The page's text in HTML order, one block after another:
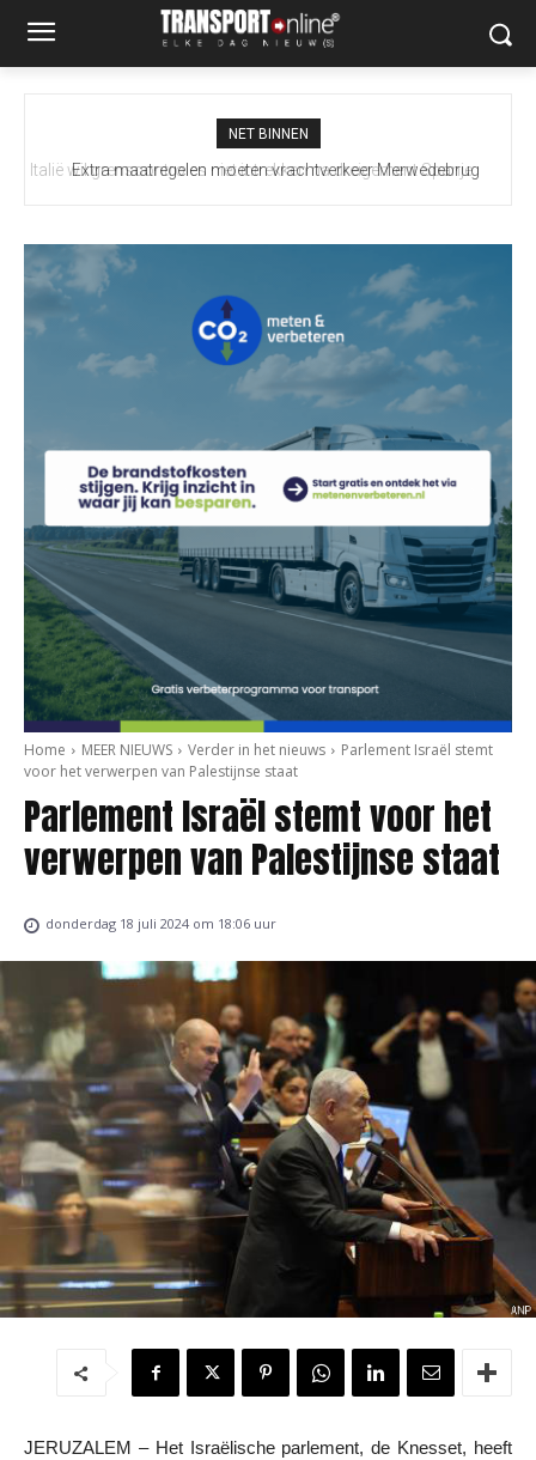
NET BINNEN
Extra maatregelen moeten vrachtverkeer Merwedebrug
Home MEER NIEUWS Verder in het nieuws
Parlement Israël stemt
voor het verwerpen van Palestijnse staat
Parlement Israël stemt voor het
verwerpen van Palestijnse staat
donderdag 18 juli 2024 om 18:06 uur
JERUZALEM – Het Israëlische parlement, de Knesset, heeft